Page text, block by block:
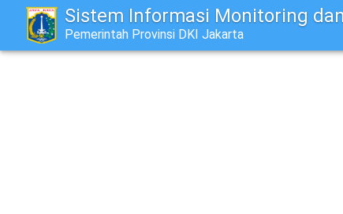
Sistem Informasi Monitoring
Pemerintah Provinsi DKI Jakarta